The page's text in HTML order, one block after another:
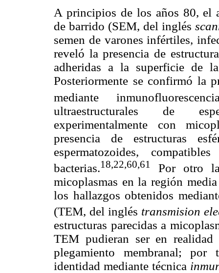
A principios de los años 80, el
de barrido (SEM, del inglés
semen de varones infértiles,
reveló la presencia de
adheridas a la superficie de
Posteriormente se confirmó la
mediante
ultraestructurales de
experimentalmente con
presencia de estructuras
espermatozoides,
bacterias.18,22,60,61
Por otro
micoplasmas en la región
los hallazgos obtenidos
(TEM, del inglés transmision
estructuras parecidas a
TEM pudieran ser en realidad
plegamiento membranal;
identidad mediante técnica